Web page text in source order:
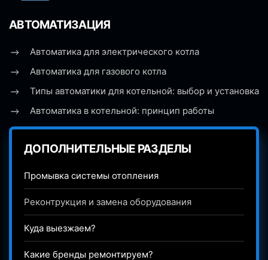
АВТОМАТИЗАЦИЯ
Автоматика для электрического котла
Автоматика для газового котла
Типы автоматики для котельной: выбор и установка
Автоматика в котельной: принцип работы
ДОПОЛНИТЕЛЬНЫЕ РАЗДЕЛЫ
Промывка системы отопления
Реконтрукция и замена оборудования
Куда выезжаем?
Какие бренды ремонтируем?